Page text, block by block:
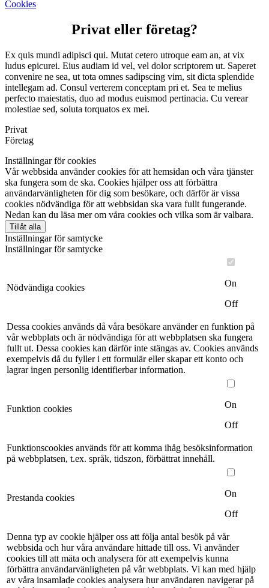
Cookies
Privat eller företag?
Ex quis mundi adipisci qui. Mutat cetero utroque eam an, at vix
ludus epicurei. Eius audiam id vel, vel dolor scriptorem ut. Saperet
convenire ne sea, ut tota omnes sadipscing vim, sit dicta splendide
intellegam ad. Consul verterem conceptam pri et. Sea te melius
perfecto maiestatis, duo ad modus euismod pertinacia. Cu verear
molestiae sed, soluta torquatos ex mei.
Privat
Företag
Inställningar för cookies
Vår webbsida använder cookies för att hemsidan och våra tjänster
ska fungera som de ska. Cookies hjälper oss att förbättra
användarvänligheten för dig som besökare, och därför är vissa
cookies nödvändiga för att webbsidan ska vara fullt fungerande.
Nedan kan du läsa mer om våra cookies och vilka som är valbara.
Tillåt alla
Inställningar för samtycke
Inställningar för samtycke
Nödvändiga cookies
On
Off
Dessa cookies används då våra besökare använder en funktion på
vår webbplats och är nödvändiga för att webbplatsen ska fungera
fullt ut. Dessa cookies kan därför inte stängas av. Cookies används
exempelvis då du fyller i ett formulär eller skapar ett konto och
lagrar ingen personlig identifierbar information.
Funktion cookies
On
Off
Funktionscookies används för att komma ihåg besöksinformation
på webbplatsen, t.ex. språk, tidszon, förbättrat innehåll.
Prestanda cookies
On
Off
Denna typ av cookie hjälper oss att följa antal besök på vår
webbsida och hur våra användare hittade till oss. Vi använder
cookies till att mäta och analysera för att exempelvis kunna
förbättra användarvänligheten på vår webbplats. Vi kan med hjälp
av våra insamlade cookies analysera hur användaren navigerar på